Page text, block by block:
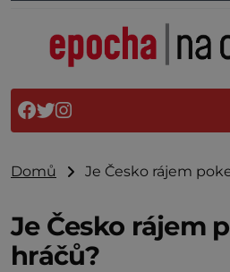
Domů Je Česko rájem
Je Česko rájem
hráčů?